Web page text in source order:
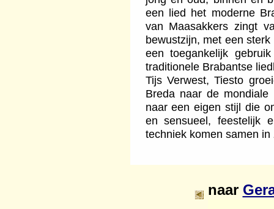
een lied het moderne
van Maasakkers zingt
bewustzijn, met een
een toegankelijk
traditionele Brabantse
Tijs Verwest, Tiesto
Breda naar de
naar een eigen stijl die
en sensueel, feestelijk
techniek komen samen in
naar